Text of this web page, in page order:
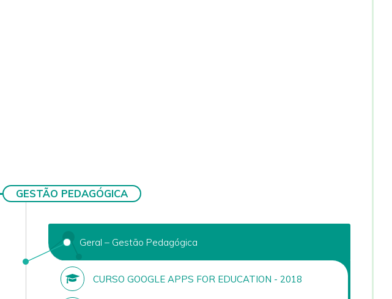
GESTÃO PEDAGÓGICA
Geral – Gestão Pedagógica
CURSO GOOGLE APPS FOR EDUCATION - 2018